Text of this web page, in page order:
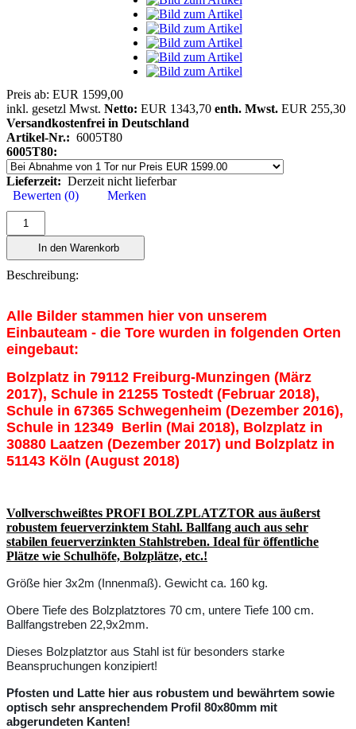
Preis ab: EUR 1599,00
inkl. gesetzl Mwst. Netto: EUR 1343,70 enth. Mwst. EUR 255,30
Versandkostenfrei in Deutschland
Artikel-Nr.: 6005T80
6005T80:
Lieferzeit: Derzeit nicht lieferbar
Bewerten (0)
Merken
In den Warenkorb
Beschreibung:
Alle Bilder stammen hier von unserem
Einbauteam - die Tore wurden in folgenden Orten
eingebaut:
Bolzplatz in 79112 Freiburg-Munzingen (März
2017), Schule in 21255 Tostedt (Februar 2018),
Schule in 67365 Schwegenheim (Dezember 2016),
Schule in 12349 Berlin (Mai 2018), Bolzplatz in
30880 Laatzen (Dezember 2017) und Bolzplatz in
51143 Köln (August 2018)
Vollverschweißtes PROFI BOLZPLATZTOR aus äußerst
robustem feuerverzinktem Stahl. Ballfang auch aus sehr
stabilen feuerverzinkten Stahlstreben. Ideal für öffentliche
Plätze wie Schulhöfe, Bolzplätze, etc.!
Größe hier 3x2m (Innenmaß). Gewicht ca. 160 kg.
Obere Tiefe des Bolzplatztores 70 cm, untere Tiefe 100 cm.
Ballfangstreben 22,9x2mm.
Dieses Bolzplatztor aus Stahl ist für besonders starke
Beanspruchungen konzipiert!
Pfosten und Latte hier aus robustem und bewährtem sowie
optisch sehr ansprechendem Profil 80x80mm mit
abgerundeten Kanten!